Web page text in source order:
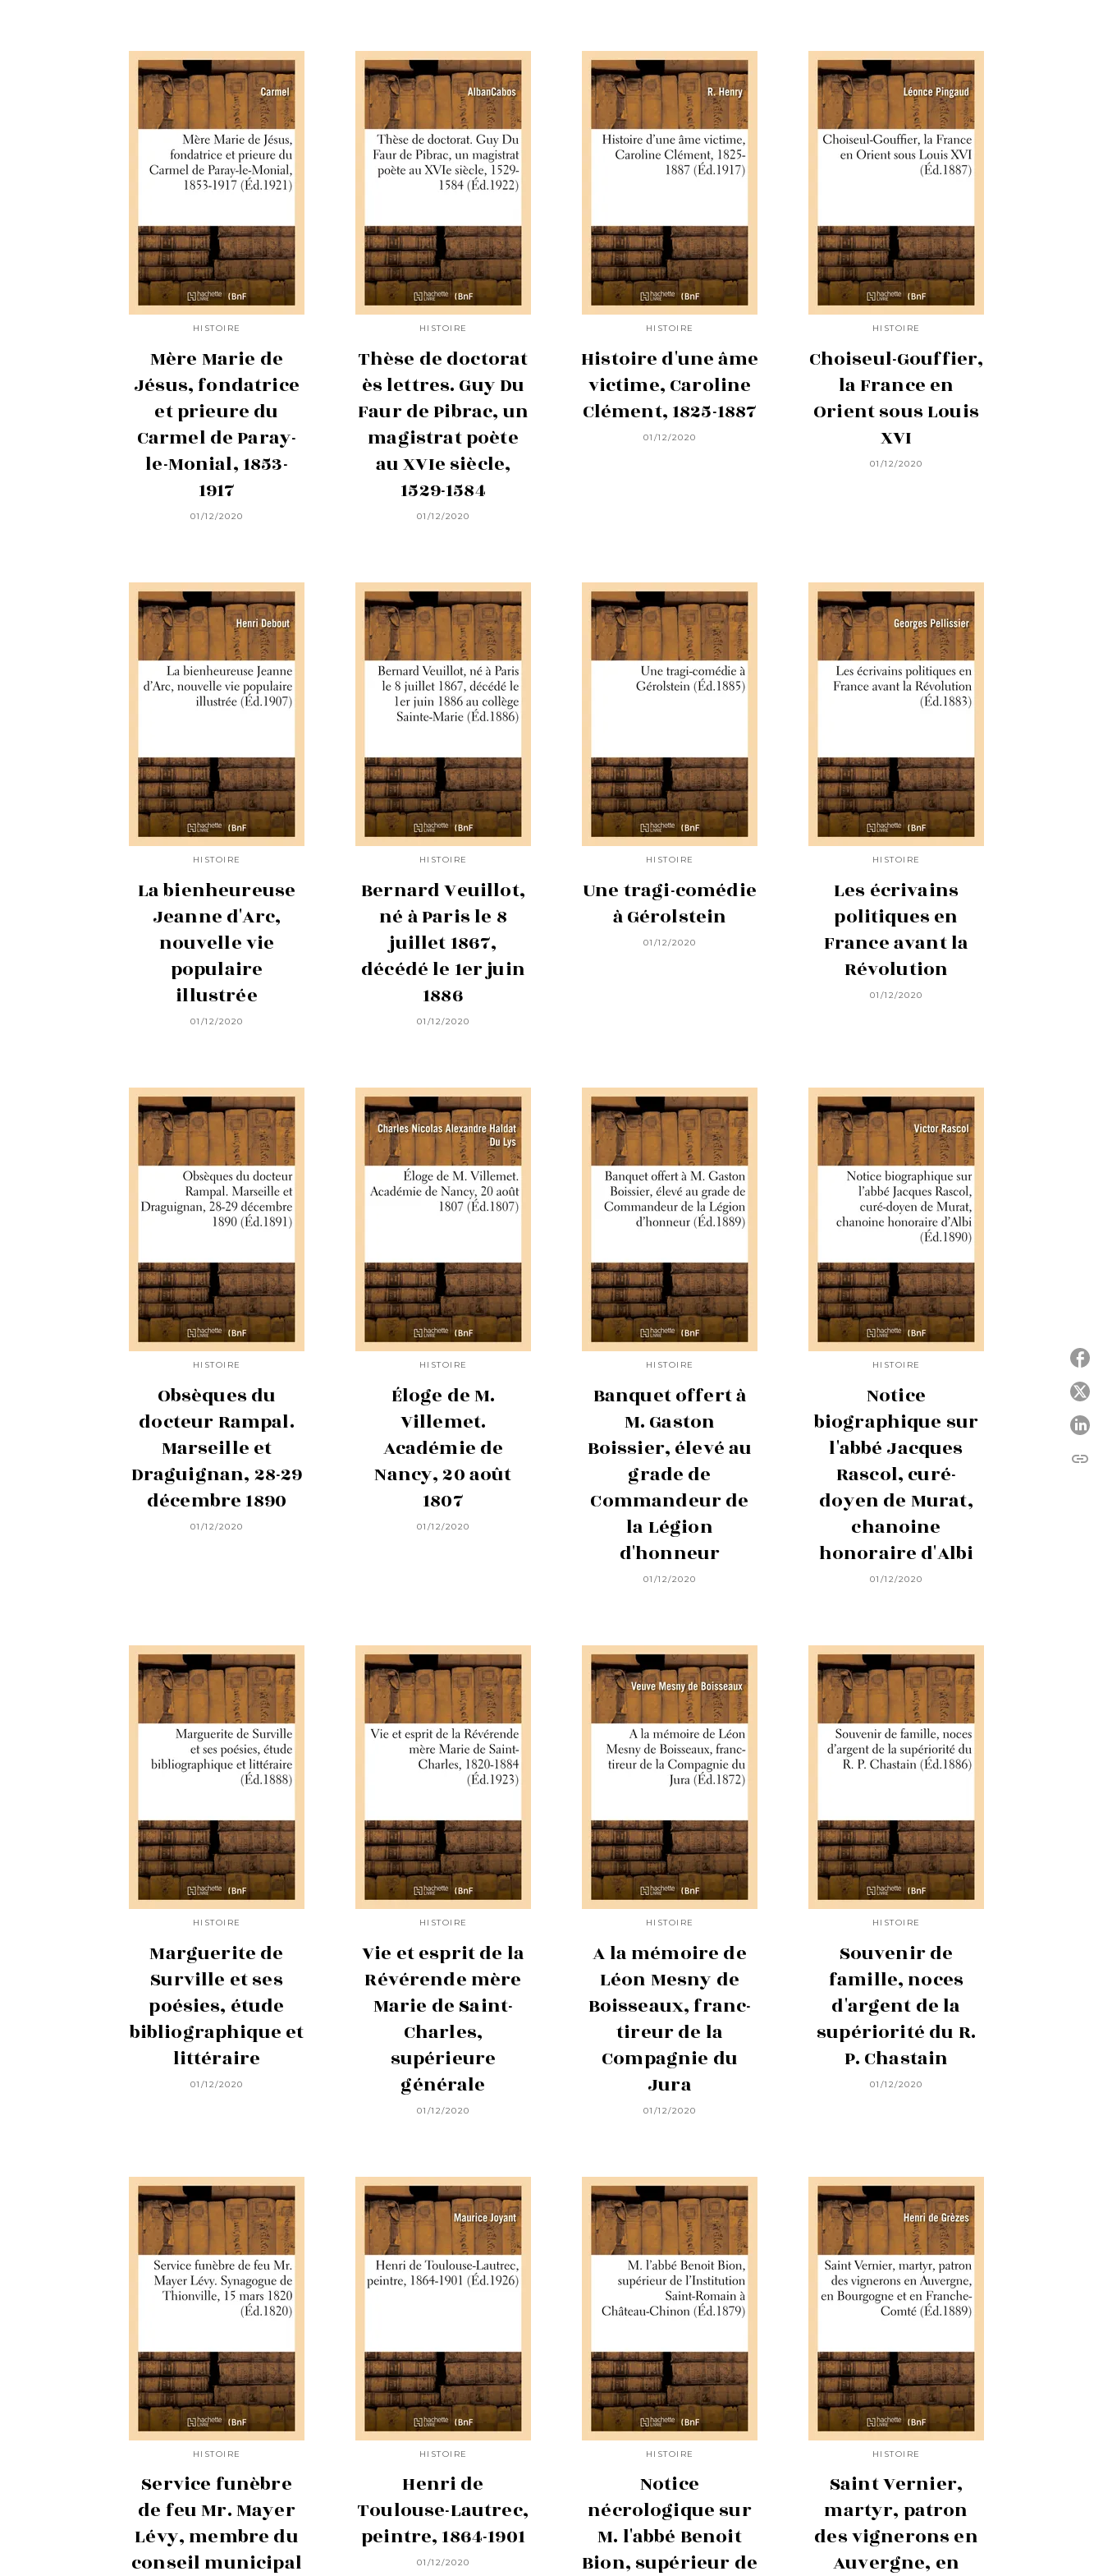
HISTOIRE
Mère Marie de
Jésus, fondatrice
et prieure du
Carmel de Paray-
le-Monial, 1853-
1917
01/12/2020
HISTOIRE
Thèse de doctorat
ès lettres. Guy Du
Faur de Pibrac, un
magistrat poète
au XVIe siècle,
1529-1584
01/12/2020
HISTOIRE
Histoire d'une âme
victime, Caroline
Clément, 1825-1887
01/12/2020
HISTOIRE
Choiseul-Gouffier,
la France en
Orient sous Louis
XVI
01/12/2020
HISTOIRE
La bienheureuse
Jeanne d'Arc,
nouvelle vie
populaire
illustrée
01/12/2020
HISTOIRE
Bernard Veuillot,
né à Paris le 8
juillet 1867,
décédé le 1er juin
1886
01/12/2020
HISTOIRE
Une tragi-comédie
à Gérolstein
01/12/2020
HISTOIRE
Les écrivains
politiques en
France avant la
Révolution
01/12/2020
HISTOIRE
Obsèques du
docteur Rampal.
Marseille et
Draguignan, 28-29
décembre 1890
01/12/2020
HISTOIRE
Éloge de M.
Villemet.
Académie de
Nancy, 20 août
1807
01/12/2020
HISTOIRE
Banquet offert à
M. Gaston
Boissier, élevé au
grade de
Commandeur de
la Légion
d'honneur
01/12/2020
HISTOIRE
Notice
biographique sur
l'abbé Jacques
Rascol, curé-
doyen de Murat,
chanoine
honoraire d'Albi
01/12/2020
HISTOIRE
Marguerite de
Surville et ses
poésies, étude
bibliographique et
littéraire
01/12/2020
HISTOIRE
Vie et esprit de la
Révérende mère
Marie de Saint-
Charles,
supérieure
générale
01/12/2020
HISTOIRE
A la mémoire de
Léon Mesny de
Boisseaux, franc-
tireur de la
Compagnie du
Jura
01/12/2020
HISTOIRE
Souvenir de
famille, noces
d'argent de la
supériorité du R.
P. Chastain
01/12/2020
HISTOIRE
Service funèbre
de feu Mr. Mayer
Lévy, membre du
conseil municipal
HISTOIRE
Henri de
Toulouse-Lautrec,
peintre, 1864-1901
01/12/2020
HISTOIRE
Notice
nécrologique sur
M. l'abbé Benoit
Bion, supérieur de
HISTOIRE
Saint Vernier,
martyr, patron
des vignerons en
Auvergne, en
link